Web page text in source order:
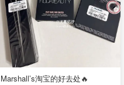
Marshall’s淘宝的好去处🔥